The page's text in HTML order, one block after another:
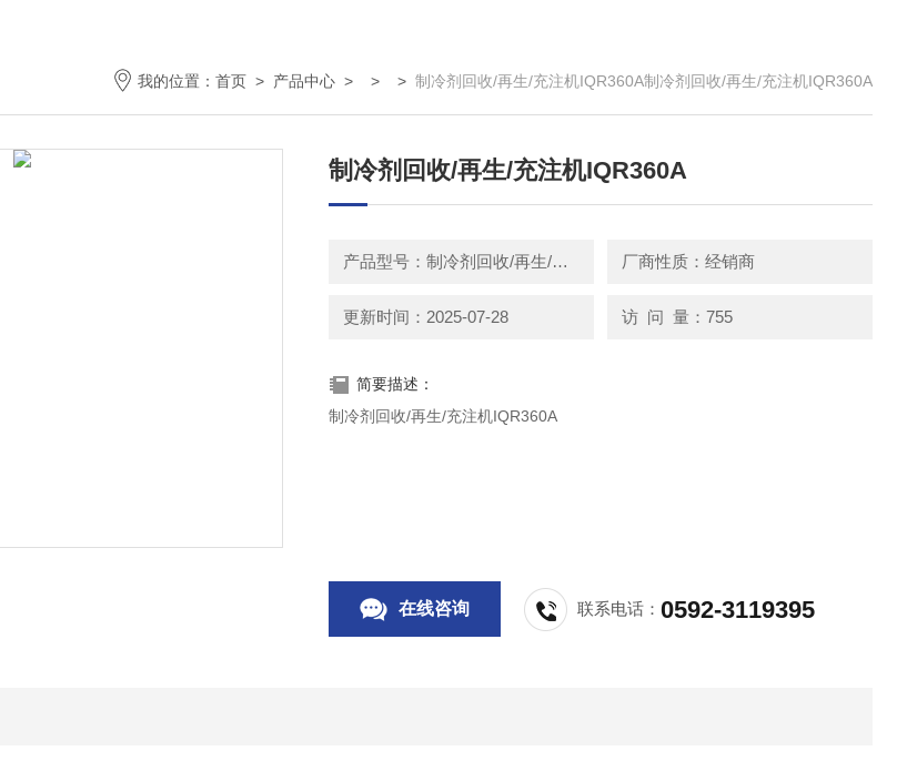
我的位置： 首页 > 产品中心 > > > 制冷剂回收/再生/充注机IQR360A制冷剂回收/再生/充注机IQR360A
制冷剂回收/再生/充注机IQR360A
产品型号：制冷剂回收/再生/充注机IQR360A 厂商性质：经销商
更新时间：2025-07-28 访 问 量：755
简要描述：
制冷剂回收/再生/充注机IQR360A
在线咨询 联系电话：0592-3119395